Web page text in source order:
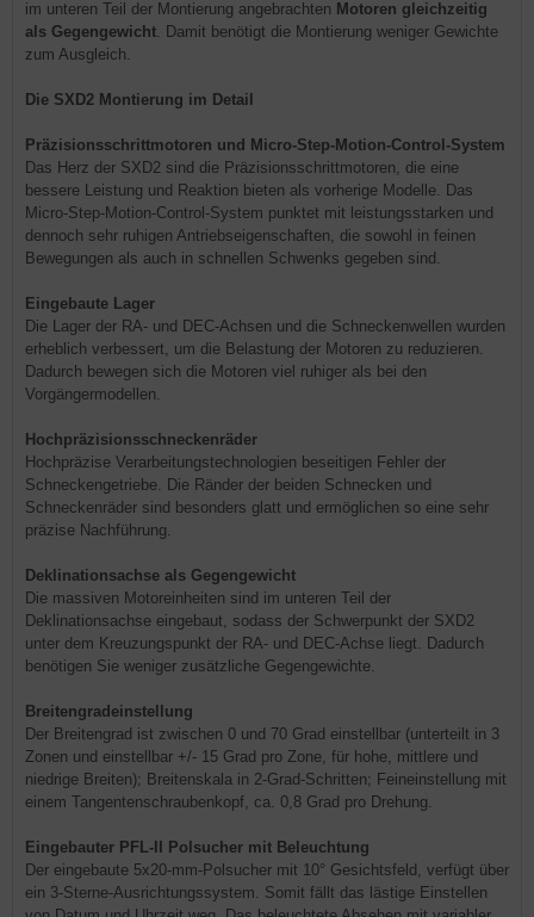
im unteren Teil der Montierung angebrachten Motoren gleichzeitig
als Gegengewicht. Damit benötigt die Montierung weniger Gewichte
zum Ausgleich.
Die SXD2 Montierung im Detail
Präzisionsschrittmotoren und Micro-Step-Motion-Control-System
Das Herz der SXD2 sind die Präzisionsschrittmotoren, die eine
bessere Leistung und Reaktion bieten als vorherige Modelle. Das
Micro-Step-Motion-Control-System punktet mit leistungsstarken und
dennoch sehr ruhigen Antriebseigenschaften, die sowohl in feinen
Bewegungen als auch in schnellen Schwenks gegeben sind.
Eingebaute Lager
Die Lager der RA- und DEC-Achsen und die Schneckenwellen wurden
erheblich verbessert, um die Belastung der Motoren zu reduzieren.
Dadurch bewegen sich die Motoren viel ruhiger als bei den
Vorgängermodellen.
Hochpräzisionsschneckenräder
Hochpräzise Verarbeitungstechnologien beseitigen Fehler der
Schneckengetriebe. Die Ränder der beiden Schnecken und
Schneckenräder sind besonders glatt und ermöglichen so eine sehr
präzise Nachführung.
Deklinationsachse als Gegengewicht
Die massiven Motoreinheiten sind im unteren Teil der
Deklinationsachse eingebaut, sodass der Schwerpunkt der SXD2
unter dem Kreuzungspunkt der RA- und DEC-Achse liegt. Dadurch
benötigen Sie weniger zusätzliche Gegengewichte.
Breitengradeinstellung
Der Breitengrad ist zwischen 0 und 70 Grad einstellbar (unterteilt in 3
Zonen und einstellbar +/- 15 Grad pro Zone, für hohe, mittlere und
niedrige Breiten); Breitenskala in 2-Grad-Schritten; Feineinstellung mit
einem Tangentenschraubenkopf, ca. 0,8 Grad pro Drehung.
Eingebauter PFL-II Polsucher mit Beleuchtung
Der eingebaute 5x20-mm-Polsucher mit 10° Gesichtsfeld, verfügt über
ein 3-Sterne-Ausrichtungssystem. Somit fällt das lästige Einstellen